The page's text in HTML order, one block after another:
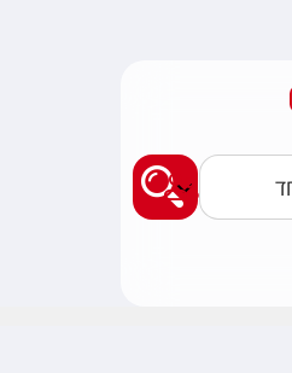
מצאו לי חבילות